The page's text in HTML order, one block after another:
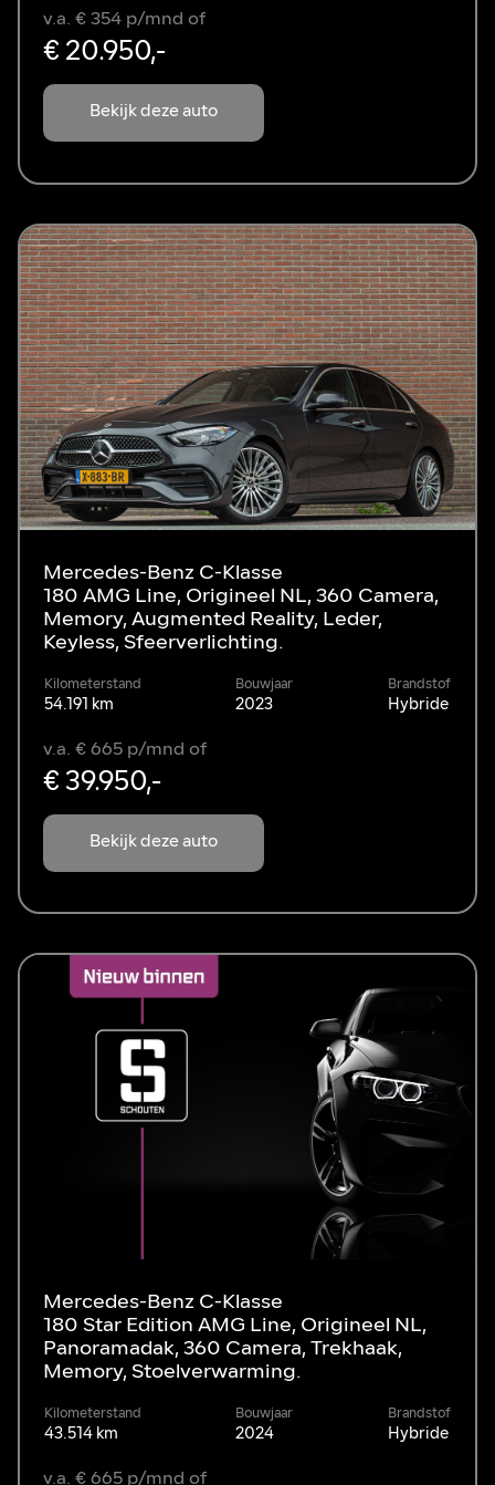
Bekijk deze auto
v.a. € 354 p/mnd of
€ 20.950,-
Mercedes-Benz C-Klasse
180 AMG Line, Origineel NL, 360 Camera,
Memory, Augmented Reality, Leder,
Keyless, Sfeerverlichting.
Kilometerstand
54.191 km
Bouwjaar
2023
Brandstof
Hybride
Bekijk deze auto
v.a. € 665 p/mnd of
€ 39.950,-
Mercedes-Benz C-Klasse
180 Star Edition AMG Line, Origineel NL,
Panoramadak, 360 Camera, Trekhaak,
Memory, Stoelverwarming.
Kilometerstand
43.514 km
Bouwjaar
2024
Brandstof
Hybride
v.a. € 665 p/mnd of